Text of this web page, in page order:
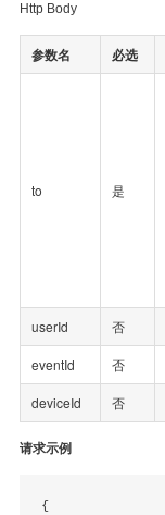
Http Body
参数名 必选
to 是
userId 否
eventId 否
deviceId 否
请求示例
{